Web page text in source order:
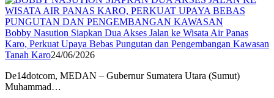
Bobby Nasution Siapkan Dua Akses Jalan ke Wisata Air Panas
Karo, Perkuat Upaya Bebas Pungutan dan Pengembangan Kawasan
Tanah Karo24/06/2026
De14dotcom, MEDAN – Gubernur Sumatera Utara (Sumut)
Muhammad…